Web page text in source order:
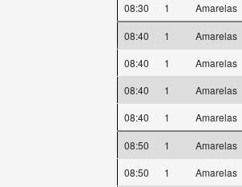
08:30
1 Amarelas
08:40 1 Amarelas
08:40
1 Amarelas
08:40
1 Amarelas
08:40
1 Amarelas
08:50 1 Amarelas
08:50
1 Amarelas